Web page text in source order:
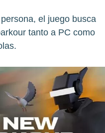
el juego busca
tanto a PC como